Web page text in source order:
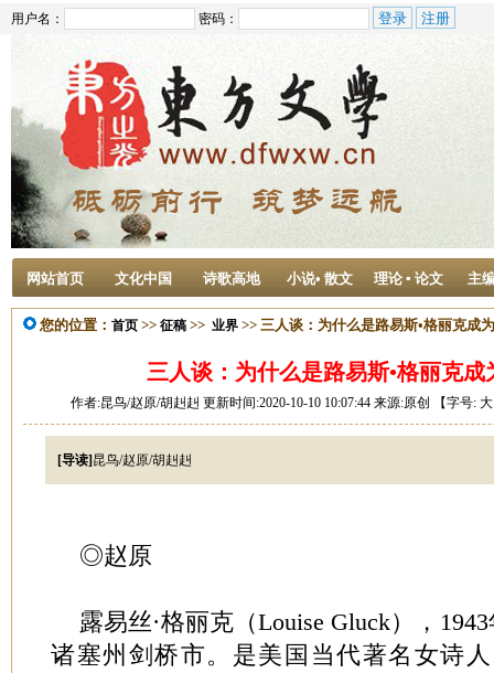
用户名： 密码：
网站首页 文化中国 诗歌高地 小说• 散文 理论 ▪ 论文 主
您的位置： 首页 >> 征稿 >> 业界 >> 三人谈：为什么是路易斯•格丽克成
三人谈：为什么是路易斯•格丽克成
作者:昆鸟/赵原/胡赳赳 更新时间:2020-10-10 10:07:44 来源:原创 【字号: 大
[导读] 昆鸟/赵原/胡赳赳
◎赵原
露易丝·格丽克（Louise Gluck），
诸塞州剑桥市。是美国当代著名女诗